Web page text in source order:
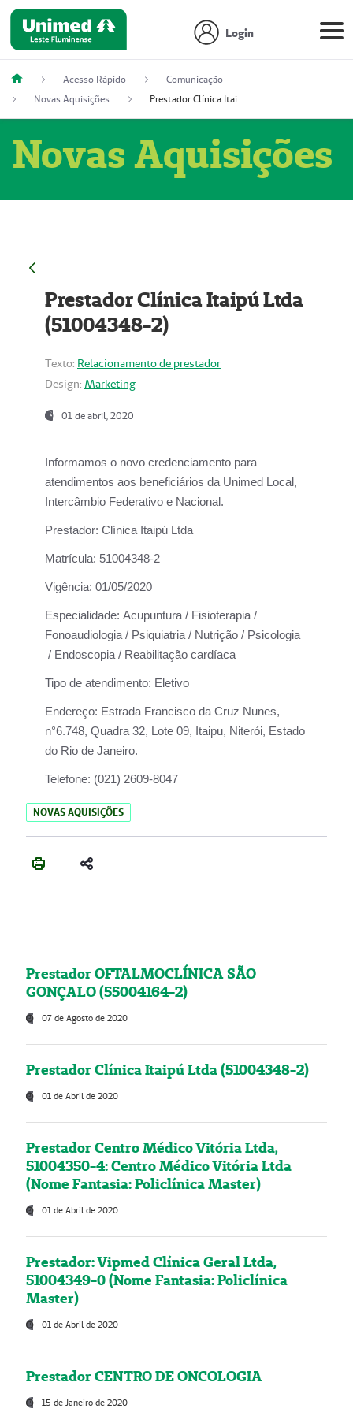
Login
Acesso Rápido
Comunicação
Novas Aquisições
Prestador Clínica Itaipú Ltda (51004348-2)
Novas Aquisições
Prestador Clínica Itaipú Ltda
(51004348-2)
Texto: Relacionamento de prestador
Design: Marketing
01 de abril, 2020
Informamos o novo credenciamento para
atendimentos aos beneficiários da Unimed Local,
Intercâmbio Federativo e Nacional.
Prestador: Clínica Itaipú Ltda
Matrícula: 51004348-2
Vigência: 01/05/2020
Especialidade: Acupuntura / Fisioterapia /
Fonoaudiologia / Psiquiatria / Nutrição / Psicologia
/ Endoscopia / Reabilitação cardíaca
Tipo de atendimento: Eletivo
Endereço: Estrada Francisco da Cruz Nunes,
n°6.748, Quadra 32, Lote 09, Itaipu, Niterói, Estado
do Rio de Janeiro.
Telefone: (021) 2609-8047
NOVAS AQUISIÇÕES
Prestador OFTALMOCLÍNICA SÃO
GONÇALO (55004164-2)
07 de Agosto de 2020
Prestador Clínica Itaipú Ltda (51004348-2)
01 de Abril de 2020
Prestador Centro Médico Vitória Ltda,
51004350-4: Centro Médico Vitória Ltda
(Nome Fantasia: Policlínica Master)
01 de Abril de 2020
Prestador: Vipmed Clínica Geral Ltda,
51004349-0 (Nome Fantasia: Policlínica
Master)
01 de Abril de 2020
Prestador CENTRO DE ONCOLOGIA
15 de Janeiro de 2020